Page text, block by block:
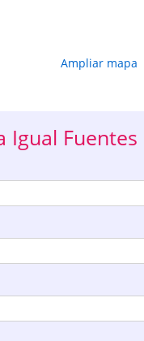
Ampliar mapa
Igual Fuentes